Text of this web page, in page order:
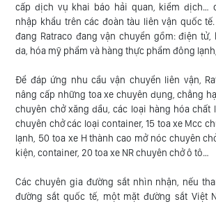
cấp dịch vụ khai báo hải quan, kiểm dịch…
nhập khẩu trên các đoàn tàu liên vận quốc
đang Ratraco đang vận chuyển gồm: điện tử,
da, hóa mỹ phẩm và hàng thực phẩm đông
Để đáp ứng nhu cầu vận chuyển liên vận,
nâng cấp những toa xe chuyên dụng, chẳng
chuyên chở xăng dầu, các loại hàng hóa chất
chuyên chở các loại container, 15 toa xe Mcc
lạnh, 50 toa xe H thành cao mở nóc chuyên
kiện, container, 20 toa xe NR chuyên chở ô tô…
Các chuyên gia đường sắt nhìn nhận, nếu
đường sắt quốc tế, một mặt đường sắt Việt